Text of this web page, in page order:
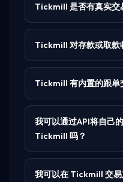
Tickmill 是否有真实交
Tickmill 对存款或取款
Tickmill 有内置的跟单
我可以通过API将自己
Tickmill 吗？
我可以在 Tickmill 交